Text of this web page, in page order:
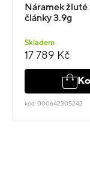
Náramek
články 3.9g
Skladem
17 789 Kč
kód: 000642305242